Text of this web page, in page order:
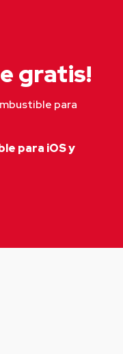
gratis!
para
para iOS y